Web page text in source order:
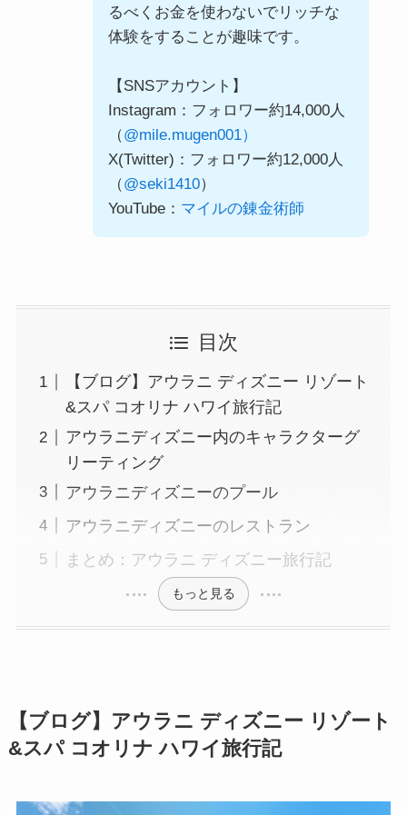
るべくお金を使わないでリッチな
体験をすることが趣味です。
【SNSアカウント】
Instagram：フォロワー約14,000人
（@mile.mugen001）
X(Twitter)：フォロワー約12,000人
（@seki1410）
YouTube： マイルの錬金術師
目次
【ブログ】アウラニ ディズニー リゾート
&スパ コオリナ ハワイ旅行記
アウラニディズニー内のキャラクターグ
リーティング
アウラニディズニーのプール
アウラニディズニーのレストラン
まとめ：アウラニ ディズニー旅行記
もっと見る
【ブログ】アウラニ ディズニー リゾート
&スパ コオリナ ハワイ旅行記